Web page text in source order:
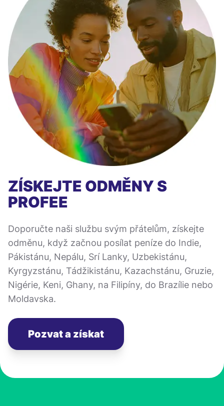
ZÍSKEJTE ODMĚNY S
PROFEE
Doporučte naši službu svým přátelům, získejte
odměnu, když začnou posílat peníze do Indie,
Pákistánu, Nepálu, Srí Lanky, Uzbekistánu,
Kyrgyzstánu, Tádžikistánu, Kazachstánu, Gruzie,
Nigérie, Keni, Ghany, na Filipíny, do Brazílie nebo
Moldavska.
Pozvat a získat